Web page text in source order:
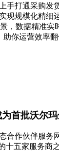
手打通采购发
现规模化精细
，数据精准实
助你运营效率
首批沃尔
合作伙伴服务
十五家服务商